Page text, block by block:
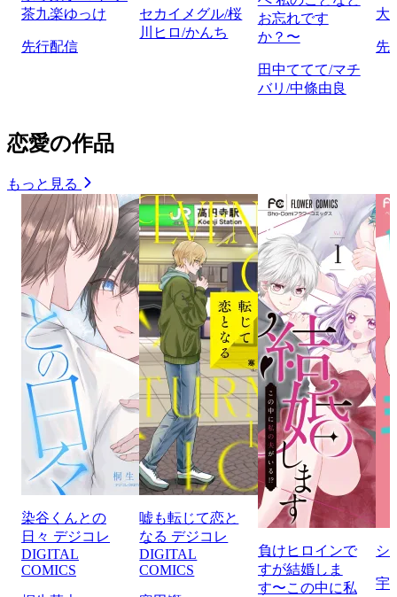
茶九楽ゆっけ
先行配信
セカイメグル/桜
川ヒロ/かんち
お忘れです
か？〜
田中ててて/マチ
バリ/中條由良
大
先
恋愛の作品
もっと見る
染谷くんとの
日々 デジコレ
DIGITAL
COMICS
嘘も転じて恋と
なる デジコレ
DIGITAL
COMICS
負けヒロインで
すが結婚しま
す〜この中に私
シ
宇